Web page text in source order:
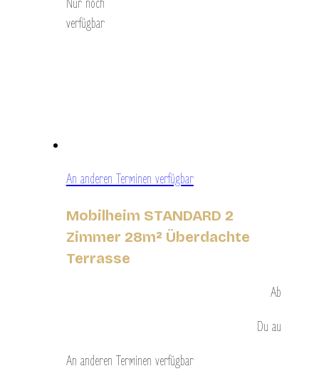
Nur noch
verfügbar
An anderen Terminen verfügbar
Mobilheim STANDARD 2
Zimmer 28m² Überdachte
Terrasse
Ab
Duau
An anderen Terminen verfügbar